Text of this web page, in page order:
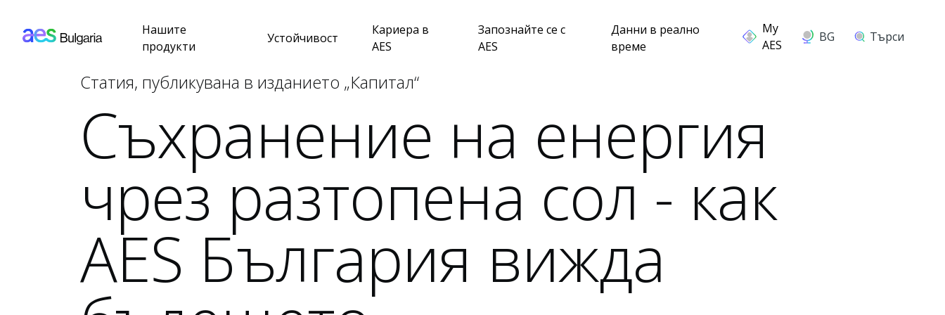
Нашите
продукти
Устойчивост
Кариера в
AES
Запознайте се с
AES
Данни в реално
време
BG Търси
Статия, публикувана в изданието „Капитал“
Съхранение на енергия
чрез разтопена сол - как
AES България вижда